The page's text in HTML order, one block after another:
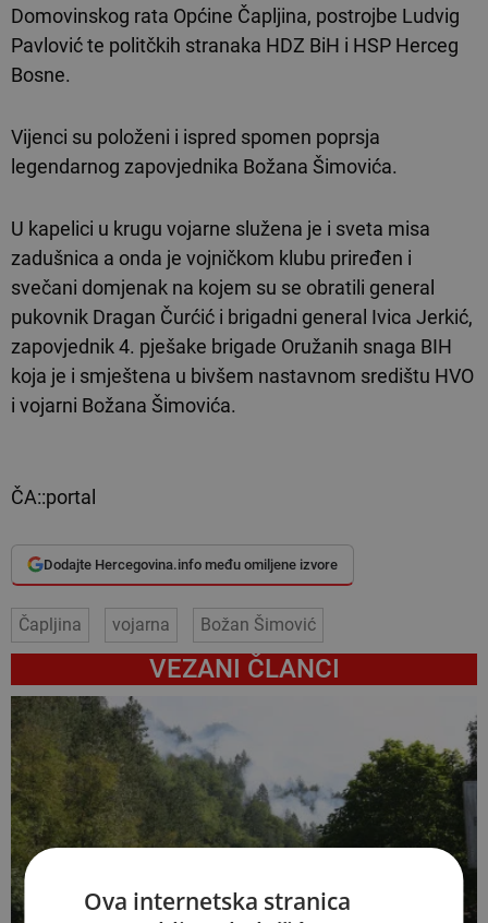
Domovinskog rata Općine Čapljina, postrojbe Ludvig
Pavlović te politčkih stranaka HDZ BiH i HSP Herceg
Bosne.
Vijenci su položeni i ispred spomen poprsja
legendarnog zapovjednika Božana Šimovića.
U kapelici u krugu vojarne služena je i sveta misa
zadušnica a onda je vojničkom klubu priređen i
svečani domjenak na kojem su se obratili general
pukovnik Dragan Čurćić i brigadni general Ivica Jerkić,
zapovjednik 4. pješake brigade Oružanih snaga BIH
koja je i smještena u bivšem nastavnom središtu HVO
i vojarni Božana Šimovića.
ČA::portal
Dodajte Hercegovina.info među omiljene izvore
Čapljina vojarna Božan Šimović
VEZANI ČLANCI
Ova internetska stranica